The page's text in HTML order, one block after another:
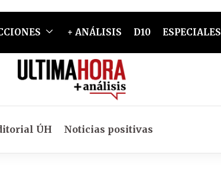
+ ANÁLISIS D10 ESPECIALES
ÚH Noticias positivas